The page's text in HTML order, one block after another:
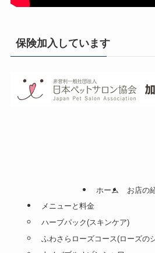
保険加入しています
ホーム
お店の
メニューと料金
ハーブパック(スキンケア)
ふわさらローズコース(ローズの